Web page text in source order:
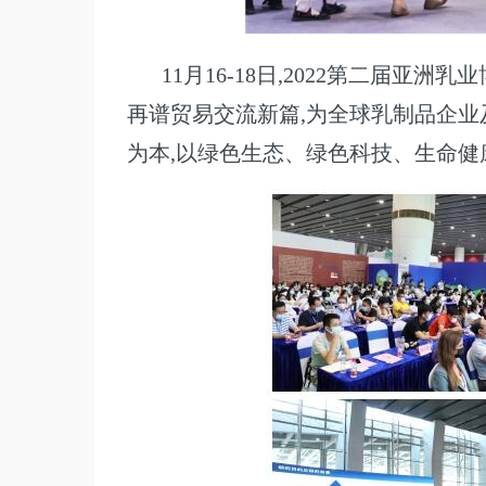
11月16-18日,2022第二届亚洲乳
再谱贸易交流新篇,为全球乳制品企
为本,以绿色生态、绿色科技、生命